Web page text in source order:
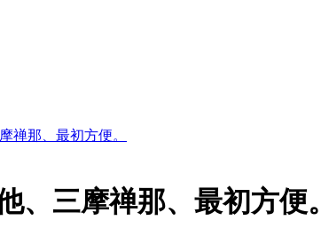
禅那、最初方便。
、三摩禅那、最初方便。